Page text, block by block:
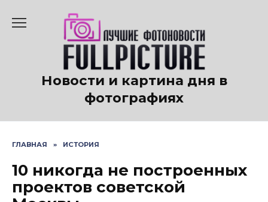
содержанию
Новости и картина дня в
фотографиях
ГЛАВНАЯ » ИСТОРИЯ
10 никогда не построенных
проектов советской